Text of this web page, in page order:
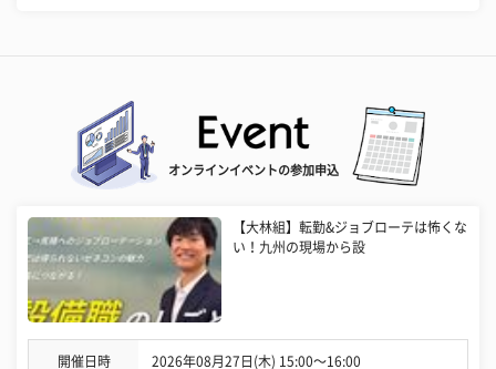
オンラインイベントの参加申込
【大林組】転勤&ジョブローテは怖くな
い！九州の現場から設
開催日時 2026年08月27日(木) 15:00〜16:00